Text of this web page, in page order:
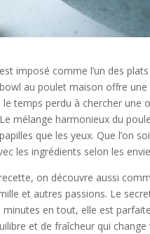
imposé comme l’un des
au poulet maison offre
le temps perdu à chercher
mélange harmonieux du
que les yeux. Que l’on
les ingrédients selon les
on découvre aussi
et autres passions. Le
minutes en tout, elle est
et de fraîcheur qui